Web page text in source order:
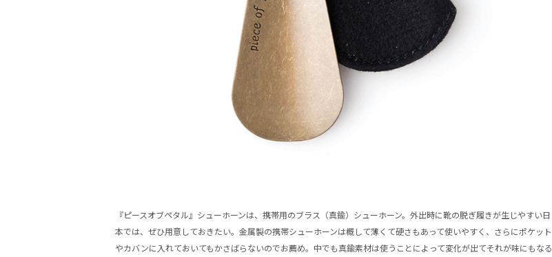
『ピースオブペタル』シューホーンは、携帯用のブラス（真鍮）シューホーン。外出時に靴の脱ぎ履きが生じやすい日
本では、ぜひ用意しておきたい。金属製の携帯シューホーンは概して薄くて硬さもあって使いやすく、さらにポケット
やカバンに入れておいてもかさばらないのでお薦め。中でも真鍮素材は使うことによって変化が出てそれが味にもなる